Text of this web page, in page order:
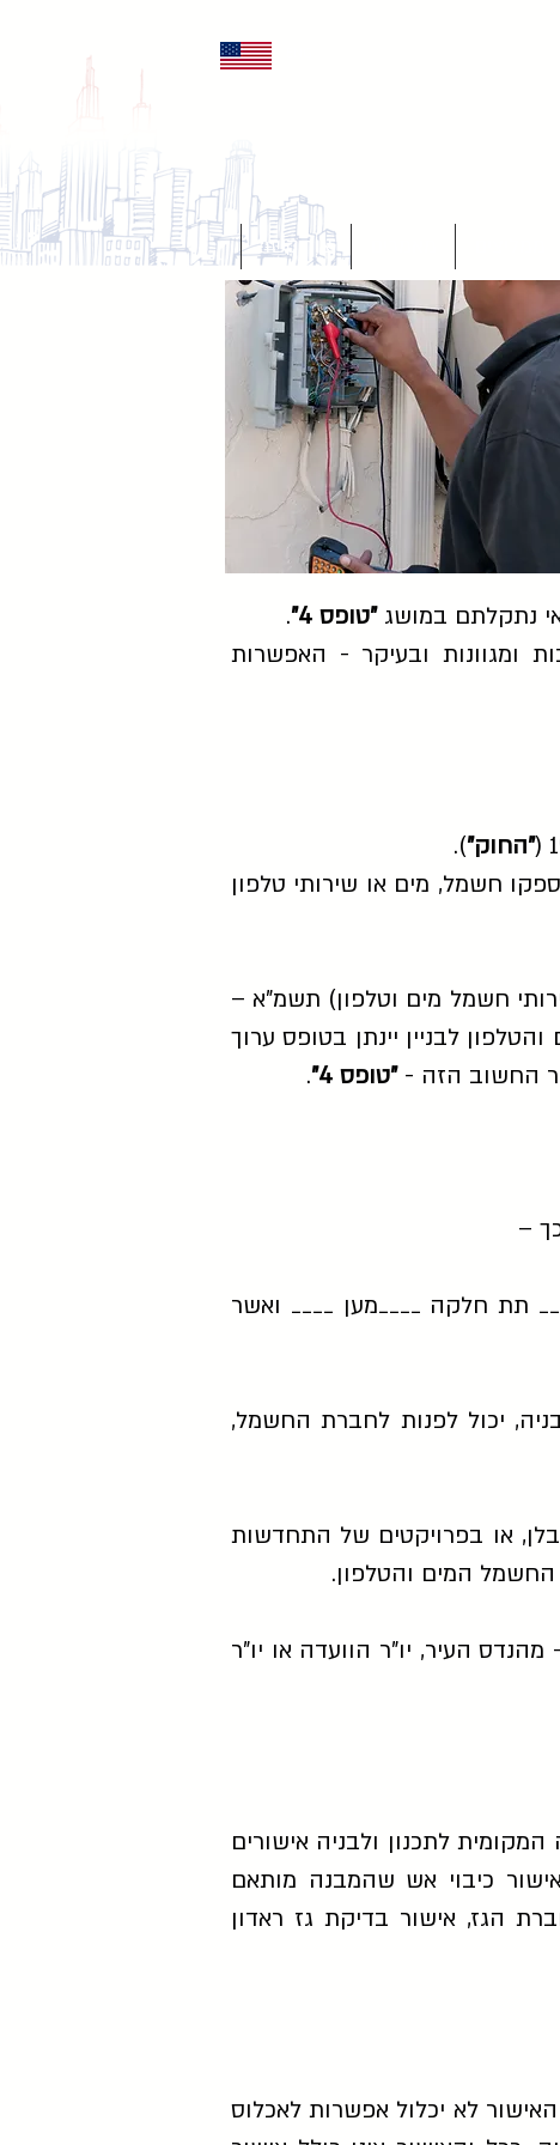
צור קשר
נתקלתם במושג"טופס 4"
.
ומגוונות ובעיקר - האפשרות
"החוק").
חשמל, מים או שירותי טלפון
למתן שירותי חשמל מים וטלפון) תשמ"א –
המים והטלפון לבניין יינתן בטופס ערוך
"טופס 4" .
–
תת חלקה ____מען ____ ואשר
יכול לפנות לחברת החשמל,
או בפרויקטים של התחדשות
העיר, יו"ר הוועדה או יו"ר
לתכנון ולבניה אישורים
כיבוי אש שהמבנה מותאם
הגז, אישור בדיקת גז ראדון
לא יכלול אפשרות לאכלוס